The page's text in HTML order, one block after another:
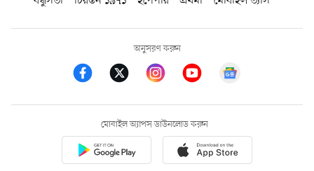
অনুসরণ করুন
মোবাইল অ্যাপস ডাউনলোড করুন